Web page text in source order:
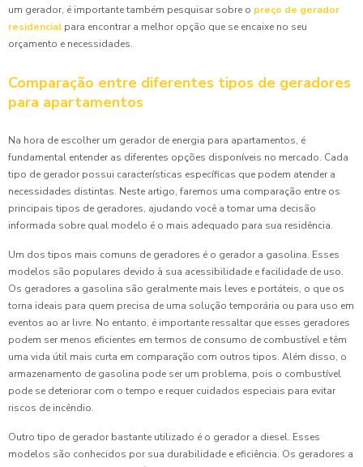
um gerador, é importante também pesquisar sobre o preço de gerador
residencial para encontrar a melhor opção que se encaixe no seu
orçamento e necessidades.
Comparação entre diferentes tipos de geradores
para apartamentos
Na hora de escolher um gerador de energia para apartamentos, é
fundamental entender as diferentes opções disponíveis no mercado. Cada
tipo de gerador possui características específicas que podem atender a
necessidades distintas. Neste artigo, faremos uma comparação entre os
principais tipos de geradores, ajudando você a tomar uma decisão
informada sobre qual modelo é o mais adequado para sua residência.
Um dos tipos mais comuns de geradores é o gerador a gasolina. Esses
modelos são populares devido à sua acessibilidade e facilidade de uso.
Os geradores a gasolina são geralmente mais leves e portáteis, o que os
torna ideais para quem precisa de uma solução temporária ou para uso em
eventos ao ar livre. No entanto, é importante ressaltar que esses geradores
podem ser menos eficientes em termos de consumo de combustível e têm
uma vida útil mais curta em comparação com outros tipos. Além disso, o
armazenamento de gasolina pode ser um problema, pois o combustível
pode se deteriorar com o tempo e requer cuidados especiais para evitar
riscos de incêndio.
Outro tipo de gerador bastante utilizado é o gerador a diesel. Esses
modelos são conhecidos por sua durabilidade e eficiência. Os geradores a